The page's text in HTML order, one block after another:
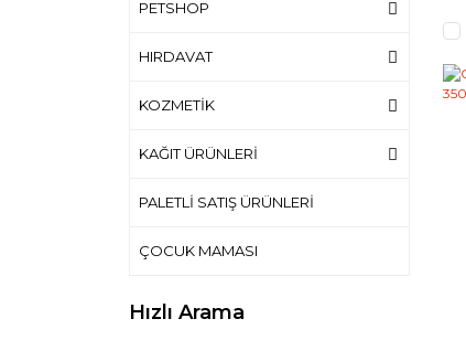
PETSHOP
HIRDAVAT
KOZMETİK
KAĞIT ÜRÜNLERİ
PALETLİ SATIŞ ÜRÜNLERİ
ÇOCUK MAMASI
Hızlı Arama